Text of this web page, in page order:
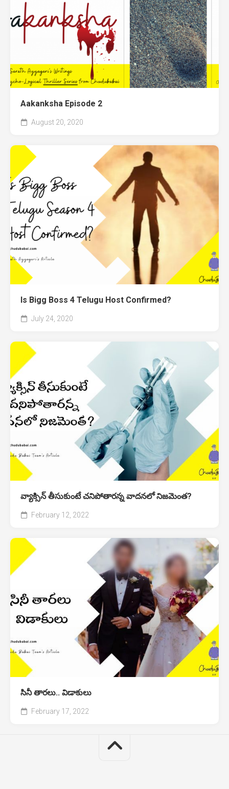
Aakanksha Episode 2
August 20, 2020
Is Bigg Boss 4 Telugu Host Confirmed?
July 24, 2020
వ్యాక్సిన్ తీసుకుంటే చనిపోతారన్న వాదనలో నిజమెంత?
February 12, 2022
సినీ తారలు.. విడాకులు
February 17, 2022